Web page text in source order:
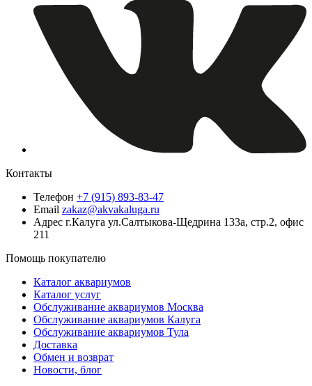
Контакты
Телефон +7 (915) 893-83-47
Email zakaz@akvakaluga.ru
Адрес г.Калуга ул.Салтыкова-Щедрина 133а, стр.2, офис
211
Помощь покупателю
Каталог аквариумов
Каталог услуг
Обслуживание аквариумов Москва
Обслуживание аквариумов Калуга
Обслуживание аквариумов Тула
Доставка
Обмен и возврат
Новости, блог